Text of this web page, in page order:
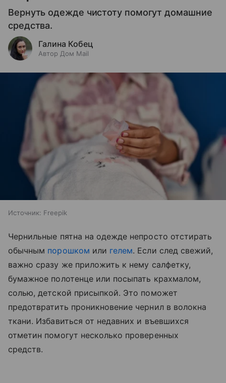
Вернуть одежде чистоту помогут домашние
средства.
Галина Кобец
Автор Дом Mail
Источник: Freepik
Чернильные пятна на одежде непросто отстирать
обычным порошком или гелем. Если след свежий,
важно сразу же приложить к нему салфетку,
бумажное полотенце или посыпать крахмалом,
солью, детской присыпкой. Это поможет
предотвратить проникновение чернил в волокна
ткани. Избавиться от недавних и въевшихся
отметин помогут несколько проверенных
средств.